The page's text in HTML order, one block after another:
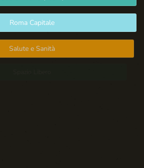
Roma Capitale
Salute e Sanità